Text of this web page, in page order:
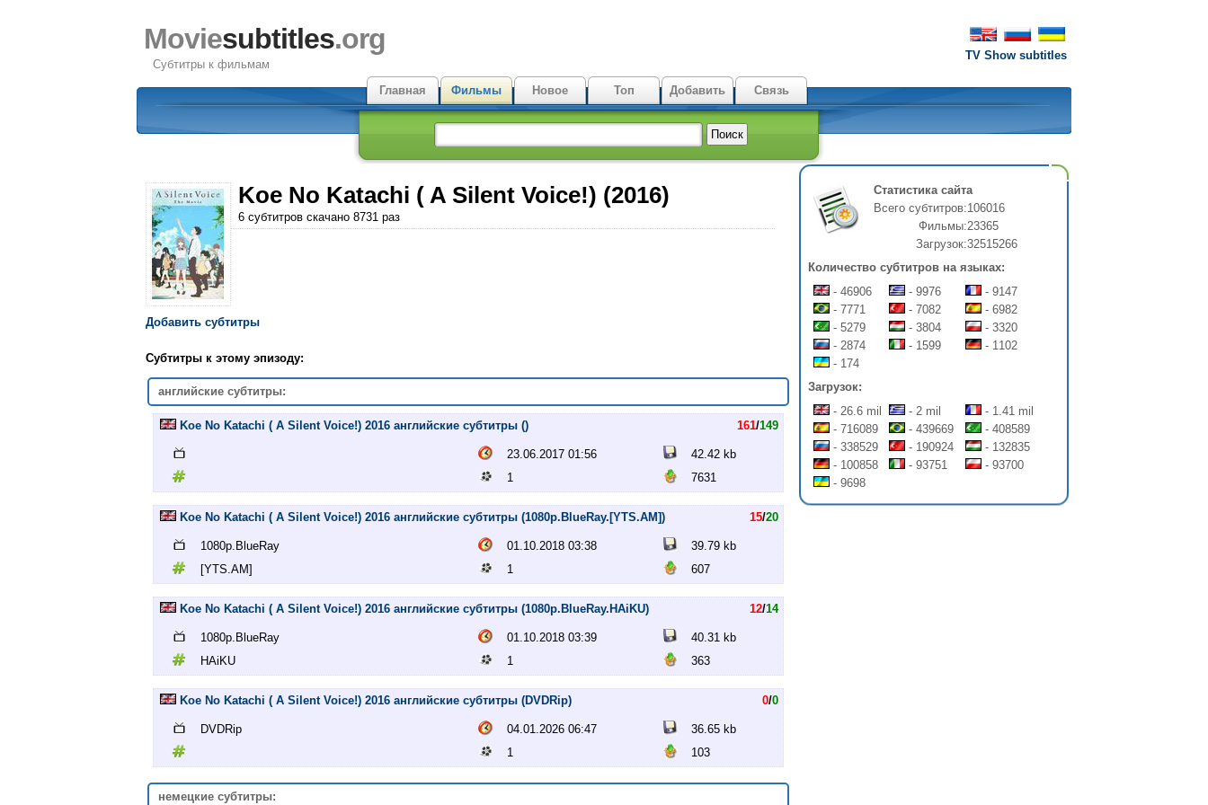
TV Show subtitles
Moviesubtitles.org
Субтитры к фильмам
Главная
Фильмы Новое Топ Добавить Связь
Koe No Katachi ( A Silent Voice!) (2016)
6 субтитров скачано 8731 раз
Добавить субтитры
Субтитры к этому эпизоду:
английские субтитры:
Koe No Katachi ( A Silent Voice!) 2016 английские субтитры () 161/149
23.06.2017 01:56
42.42 kb
1
7631
Koe No Katachi ( A Silent Voice!) 2016 английские субтитры (1080p.BlueRay.[YTS.AM]) 15/20
1080p.BlueRay 01.10.2018 03:38
39.79 kb
[YTS.AM]
1 607
Koe No Katachi ( A Silent Voice!) 2016 английские субтитры (1080p.BlueRay.HAiKU) 12/14
1080p.BlueRay 01.10.2018 03:39
40.31 kb
HAiKU
1 363
Koe No Katachi ( A Silent Voice!) 2016 английские субтитры (DVDRip) 0/0
DVDRip 04.01.2026 06:47
36.65 kb
1
103
немецкие субтитры:
Статистика сайта
Всего субтитров:106016
Фильмы:23365
Загрузок:32515266
Количество субтитров на языках:
- 46906
- 9976
- 9147
- 7771
- 7082
- 6982
- 5279
- 3804
- 3320
- 2874
- 1599
- 1102
- 174
Загрузок:
- 26.6 mil
- 2 mil
- 1.41 mil
- 716089
- 439669
- 408589
- 338529
- 190924
- 132835
- 100858
- 93751
- 93700
- 9698